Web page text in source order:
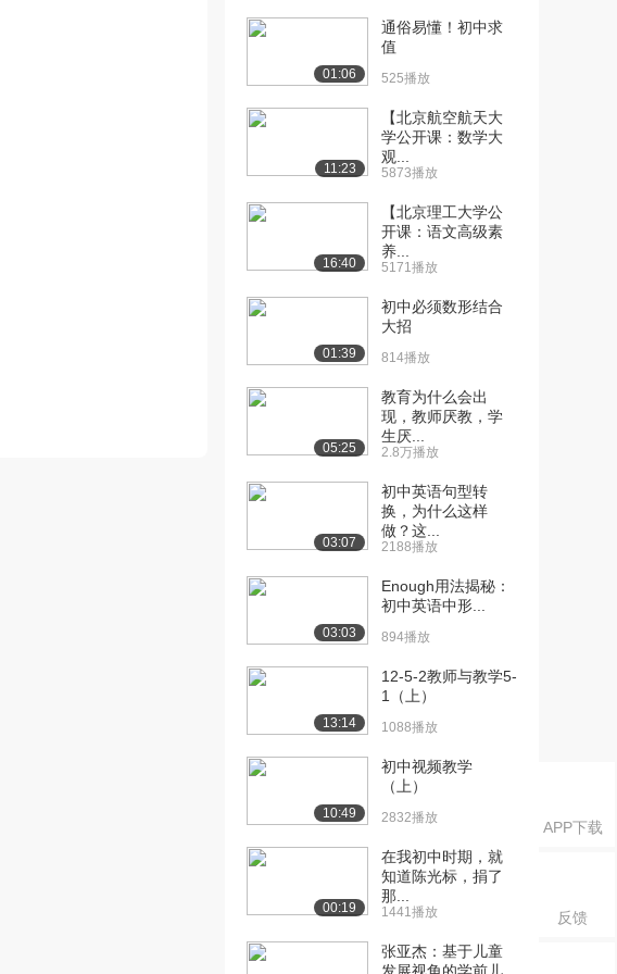
APP下载
反馈
[10] 04-第一章-中国古代
10:09
[11] 05-第一章-中国古代
12:23
[12] 05-第一章-中国古代
12:29
[13] 05-第一章-中国古代
史的关键问题...
12:21
[14] 04-第一章第一节-中
国古代史（四...
国古代史（四...
国古代史（八...
[17] 08-第一章第一节-中
国古代史（八...
1664播放
[18] 10-第一章第一节-中
国古代史（十...
1271播放
[19] 10-第一章第一节-中
1544播放
[20] 11-第一章第一节-中
934播放
01:06
通俗易懂！初中求
值
525播放
11:23
【北京航空航天大
学公开课：数学大
观...
5873播放
16:40
【北京理工大学公
开课：语文高级素
养...
5171播放
01:39
初中必须数形结合
大招
814播放
05:25
教育为什么会出
现，教师厌教，学
生厌...
2.8万播放
03:07
初中英语句型转
换，为什么这样
做？这...
2188播放
03:03
Enough用法揭秘：
初中英语中形...
894播放
13:14
12-5-2教师与教学5-
1（上）
1088播放
10:49
初中视频教学
（上）
2832播放
00:19
在我初中时期，就
知道陈光标，捐了
那...
1441播放
张亚杰：基于儿童